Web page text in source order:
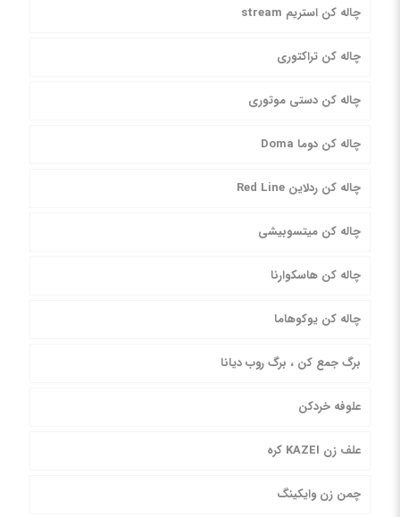
چاله کن استریم stream
چاله کن تراکتوری
چاله کن دستی موتوری
چاله کن دوما Doma
چاله کن ردلاین Red Line
چاله کن میتسوبیشی
چاله کن هاسکوارنا
چاله کن یوکوهاما
برگ جمع کن ، برگ روب دیانا
علوفه خردکن
علف زن KAZEI کره
چمن زن وایکینگ